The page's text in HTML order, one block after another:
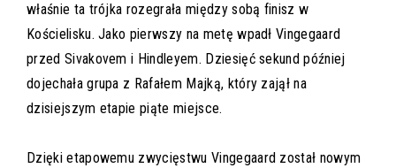
właśnie ta trójka rozegrała między sobą finisz w
Kościelisku. Jako pierwszy na metę wpadł Vingegaard
przed Sivakovem i Hindleyem. Dziesięć sekund później
dojechała grupa z Rafałem Majką, który zajął na
dzisiejszym etapie piąte miejsce.
Dzięki etapowemu zwycięstwu Vingegaard został nowym